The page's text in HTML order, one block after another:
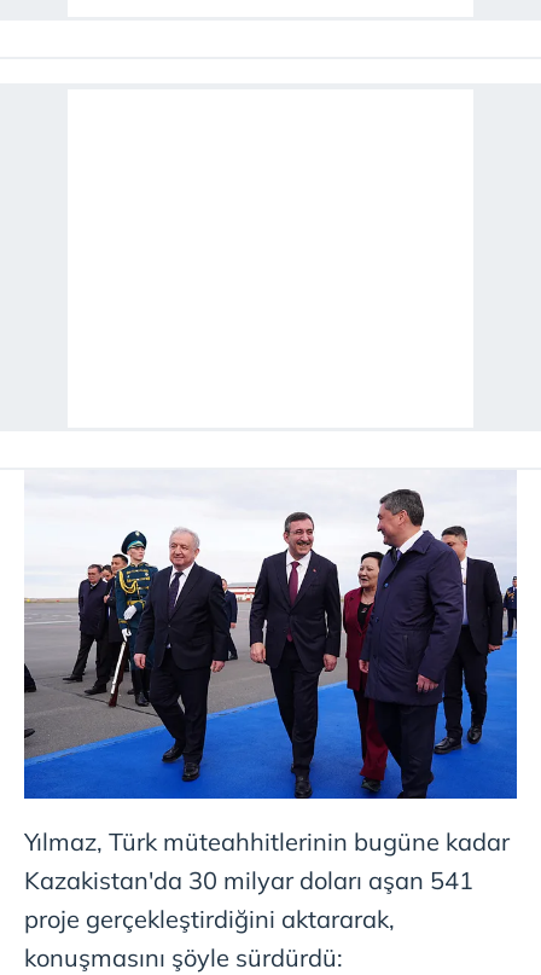
Yılmaz, Türk müteahhitlerinin bugüne kadar
Kazakistan'da 30 milyar doları aşan 541
proje gerçekleştirdiğini aktararak,
konuşmasını şöyle sürdürdü: